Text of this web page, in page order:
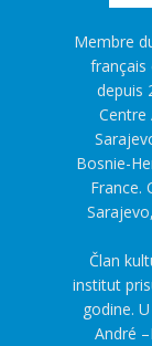
Membre
français
depuis
Centre
Bosnie-
France.
Član
institut
godine.
André